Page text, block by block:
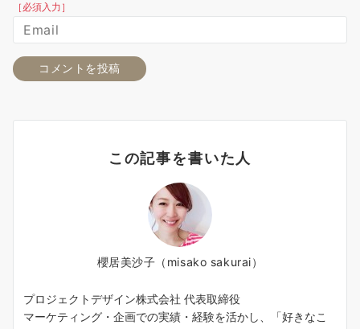
［必須入力］
この記事を書いた人
櫻居美沙子（misako sakurai）
プロジェクトデザイン株式会社 代表取締役
マーケティング・企画での実績・経験を活かし、「好きなこ